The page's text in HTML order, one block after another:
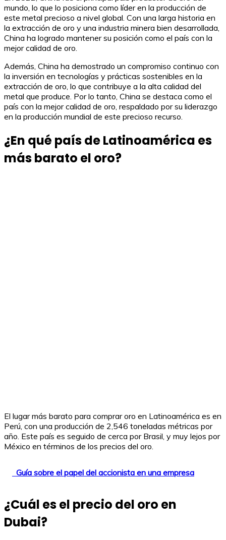
mundo, lo que lo posiciona como líder en la producción de
este metal precioso a nivel global. Con una larga historia en
la extracción de oro y una industria minera bien desarrollada,
China ha logrado mantener su posición como el país con la
mejor calidad de oro.
Además, China ha demostrado un compromiso continuo con
la inversión en tecnologías y prácticas sostenibles en la
extracción de oro, lo que contribuye a la alta calidad del
metal que produce. Por lo tanto, China se destaca como el
país con la mejor calidad de oro, respaldado por su liderazgo
en la producción mundial de este precioso recurso.
¿En qué país de Latinoamérica es
más barato el oro?
El lugar más barato para comprar oro en Latinoamérica es en
Perú, con una producción de 2,546 toneladas métricas por
año. Este país es seguido de cerca por Brasil, y muy lejos por
México en términos de los precios del oro.
Guía sobre el papel del accionista en una empresa
¿Cuál es el precio del oro en
Dubai?